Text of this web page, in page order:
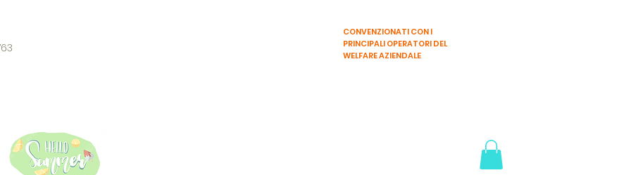
CONVENZIONATI CON I
PRINCIPALI OPERATORI DEL
WELFARE AZIENDALE